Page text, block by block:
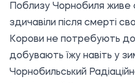
Поблизу Чорнобиля живе
здичавіли після смерті
Корови не потребують
добувають їжу навіть у
Чорнобильський